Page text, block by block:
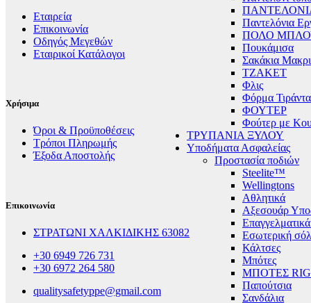
Παντελόνια
ΠΟΛΟ
Πουκάμισα
Σακάκια
ΤΖΑΚΕΤ
Φλις
Φόρμα Τιράντα
ΦΟΥΤΕΡ
Φούτερ με
ΤΡΥΠΑΝΙΑ ΞΥΛΟΥ
Υποδήματα Ασφαλείας
Προστασία ποδιών
Steelite™
Wellingtons
Αθλητικά
Αξεσουάρ
Εσωτερική
Κάλτσες
Μπότες
ΜΠΟΤΕΣ
Παπούτσια
Σανδάλια
Εταιρεία
Επικοινωνία
Οδηγός Μεγεθών
Εταιρικοί Κατάλογοι
Χρήσιμα
Όροι & Προϋποθέσεις
Τρόποι Πληρωμής
Έξοδα Αποστολής
Επικοινωνία
ΣΤΡΑΤΩΝΙ ΧΑΛΚΙΔΙΚΗΣ 63082
+30 6949 726 731
+30 6972 264 580
qualitysafetyppe@gmail.com